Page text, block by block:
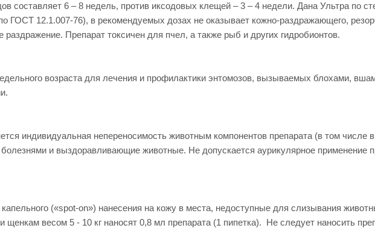
составляет 6 – 8 недель, против иксодовых клещей – 3 – 4 недели. Дана Ультра по
ГОСТ 12.1.007-76), в рекомендуемых дозах не оказывает кожно-раздражающего,
Препарат токсичен для пчел, а также рыб и других гидробионтов.
возраста для лечения и профилактики энтомозов, вызываемых блохами,
индивидуальная непереносимость животным компонентов препарата (в том
и выздоравливающие животные. Не допускается аурикулярное применение
(«spot-on») нанесения на кожу в места, недоступные для слизывания
весом 5 - 10 кг наносят 0,8 мл препарата (1 пипетка). Не следует наносить